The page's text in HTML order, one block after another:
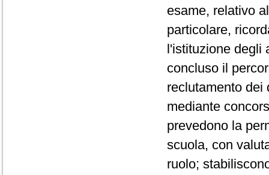
esame, relativo
particolare,
l'istituzione degli
concluso il
reclutamento dei
mediante
prevedono la
scuola, con
ruolo;